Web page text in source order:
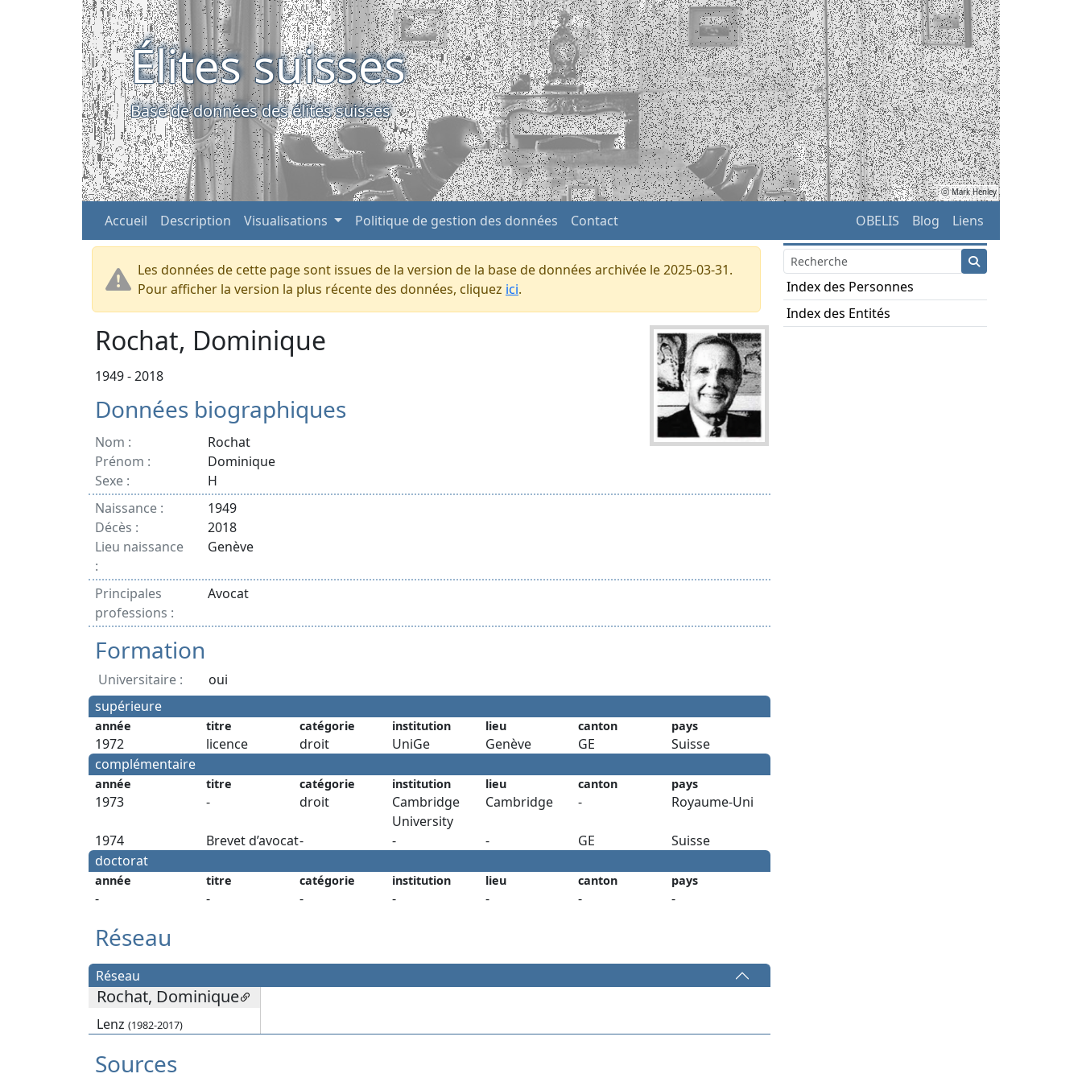
Élites suisses
Base de données des élites suisses
ⓒ Mark Henley
Accueil Description Visualisations Politique de gestion des données Contact OBELIS Blog Liens
Les données de cette page sont issues de la version de la base de données archivée le 2025-03-31.
Pour afficher la version la plus récente des données, cliquez ici.
Rochat, Dominique
1949 - 2018
Données biographiques
Nom :
Rochat
Prénom :
Dominique
Sexe :
H
Naissance :
1949
Décès :
2018
Lieu naissance
:
Genève
Principales
professions :
Avocat
Formation
Universitaire :
oui
supérieure
année titre catégorie institution lieu canton pays
1972 licence droit UniGe Genève GE
Suisse
complémentaire
année titre catégorie institution lieu canton pays
1973 - droit
Cambridge
University
Cambridge - Royaume-Uni
1974 Brevet d’avocat- - - GE
Suisse
doctorat
année titre catégorie institution lieu canton pays
- - - - - - -
Réseau
Réseau
Rochat, Dominique
Lenz (1982-2017)
Sources
Index des Personnes
Index des Entités